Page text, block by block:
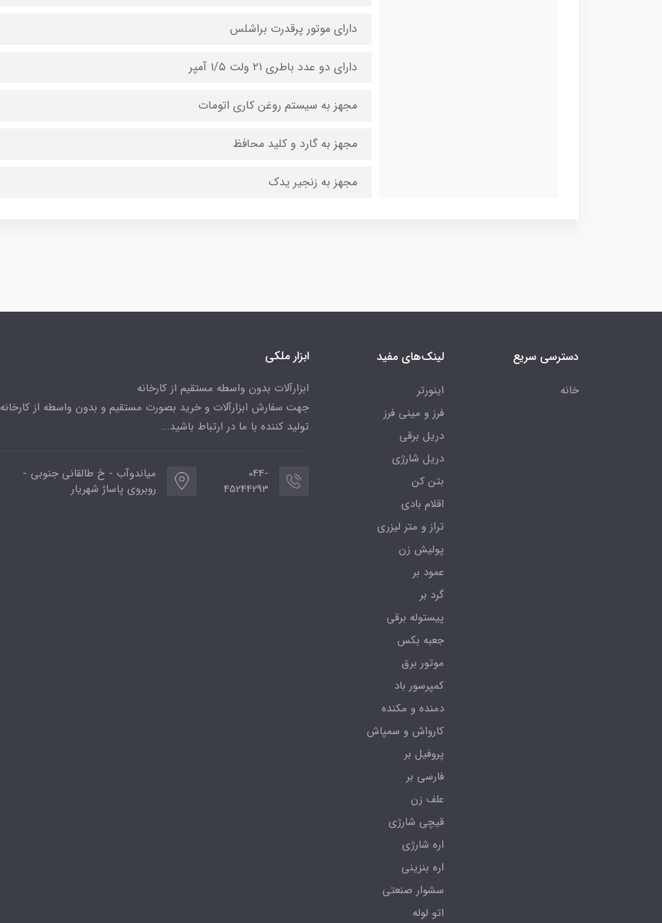
دارای موتور پرقدرت براشلس
دارای دو عدد باطری ۲۱ ولت ۱/۵ آمپر
مجهز به سیستم روغن کاری اتومات
مجهز به گارد و کلید محافظ
مجهز به زنجیر یدک
دسترسی سریع
خانه
لینک‌های مفید
اینورتر
فرز و مینی فرز
دریل برقی
دریل شارژی
بتن کن
اقلام بادی
تراز و متر لیزری
پولیش زن
عمود بر
گرد بر
پیستوله برقی
جعبه بکس
موتور برق
کمپرسور باد
دمنده و مکنده
کارواش و سمپاش
پروفیل بر
فارسی بر
علف زن
قیچی شارژی
اره شارژی
اره بنزینی
سشوار صنعتی
اتو لوله
ابزار ملکی
ابزارآلات بدون واسطه مستقیم از کارخانه
جهت سفارش ابزارآلات و خرید بصورت مستقیم و بدون واسطه از کارخانه
تولید کننده با ما در ارتباط باشید...
044-
45244293
میاندوآب - خ طالقانی جنوبی -
روبروی پاساژ شهریار